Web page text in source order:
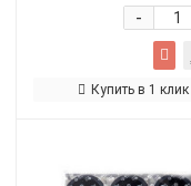
-
Купить в 1 клик